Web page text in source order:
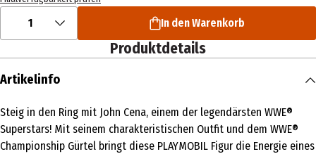
1 In den Warenkorb
Produktdetails
Artikelinfo
Steig in den Ring mit John Cena, einem der legendärsten WWE®
Superstars! Mit seinem charakteristischen Outfit und dem WWE®
Championship Gürtel bringt diese PLAYMOBIL Figur die Energie eines